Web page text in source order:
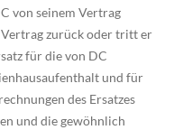
von seinem Vertrag
zurück oder tritt er
für die von DC
und für
des Ersatzes
und die gewöhnlich